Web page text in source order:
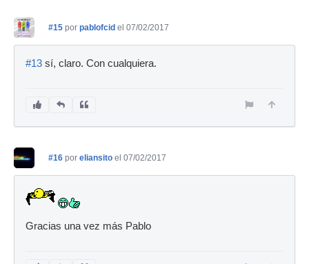
#15 por pablofcid el 07/02/2017
#13 sí, claro. Con cualquiera.
#16 por eliansito el 07/02/2017
Gracias una vez más Pablo